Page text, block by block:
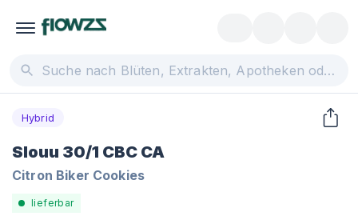
Hybrid
Slouu 30/1 CBC CA
Citron Biker Cookies
lieferbar